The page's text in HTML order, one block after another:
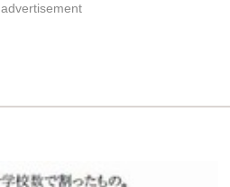
advertisement